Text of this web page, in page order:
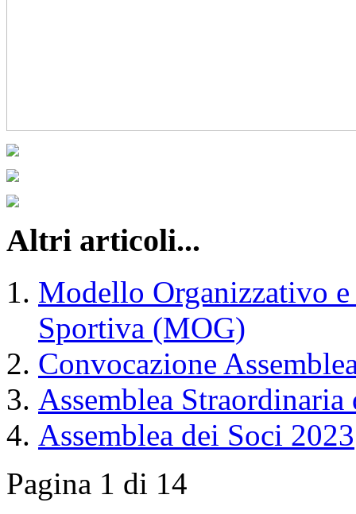
Altri articoli...
Modello Organizzativo
Sportiva (MOG)
Convocazione
Assemblea
Assemblea dei Soci 2023
Pagina 1 di 14